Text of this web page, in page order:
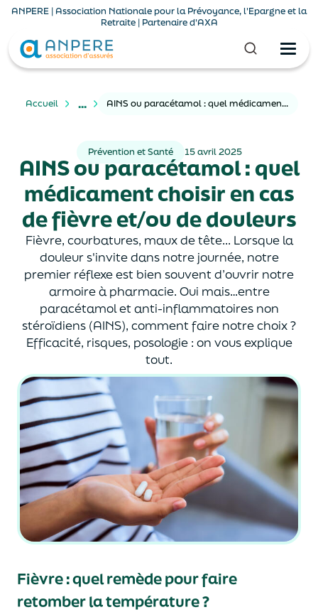
ANPERE | Association Nationale pour la Prévoyance, l'Epargne et la
Retraite | Partenaire d'AXA
Accueil ... AINS ou paracétamol : quel médicament choisir en cas de fièvre et/ou de douleurs
Prévention et Santé 15 avril 2025
AINS ou paracétamol : quel
médicament choisir en cas
de fièvre et/ou de douleurs
Fièvre, courbatures, maux de tête... Lorsque la
douleur s'invite dans notre journée, notre
premier réflexe est bien souvent d’ouvrir notre
armoire à pharmacie. Oui mais…entre
paracétamol et anti-inflammatoires non
stéroïdiens (AINS), comment faire notre choix ?
Efficacité, risques, posologie : on vous explique
tout.
Fièvre : quel remède pour faire
retomber la température ?